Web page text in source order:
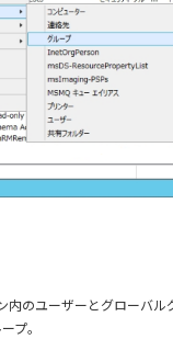
のユーザーとグローバル
プ。